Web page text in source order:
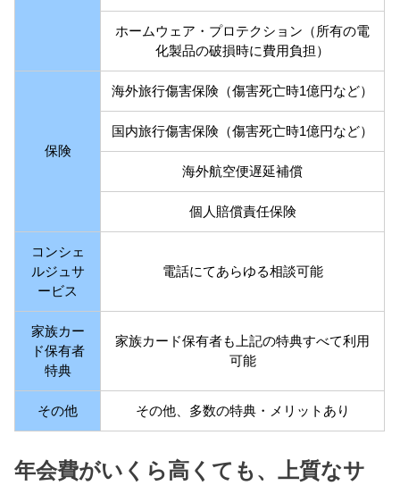
ホームウェア・プロテクション（所有の電
化製品の破損時に費用負担）
保険
海外旅行傷害保険（傷害死亡時1億円など）
国内旅行傷害保険（傷害死亡時1億円など）
海外航空便遅延補償
個人賠償責任保険
コンシェ
ルジュサ
ービス
電話にてあらゆる相談可能
家族カー
ド保有者
特典
家族カード保有者も上記の特典すべて利用
可能
その他 その他、多数の特典・メリットあり
年会費がいくら高くても、上質なサ